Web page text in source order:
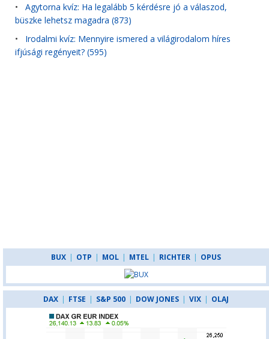
• Agytorna kvíz: Ha legalább 5 kérdésre jó a válaszod,
büszke lehetsz magadra (873)
• Irodalmi kvíz: Mennyire ismered a világirodalom híres
ifjúsági regényeit? (595)
BUX | OTP | MOL | MTEL | RICHTER | OPUS
DAX | FTSE | S&P 500 | DOW JONES | VIX | OLAJ